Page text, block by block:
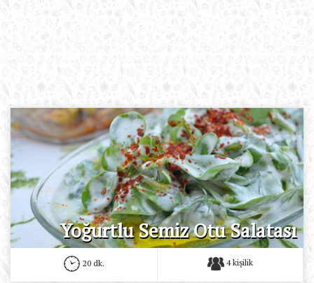
Yoğurtlu Semiz Otu Salatası
20 dk. 4 kişilik